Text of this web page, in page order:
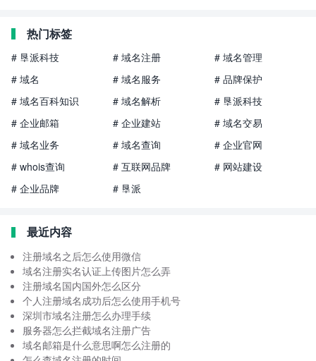
热门标签
# 垦派科技 # 域名注册
# 域名管理
# 域名
# 域名服务
# 品牌保护
# 域名百科知识
# 域名解析
# 垦派科技
# 企业邮箱
# 企业建站
# 域名交易
# 域名业务
# 域名查询
# 企业官网
# whois查询
# 互联网品牌
# 网站建设
# 企业品牌
# 垦派
最近内容
注册域名之后怎么使用微信
域名注册实名认证上传图片怎么弄
注册域名国内国外怎么区分
个人注册域名成功后怎么使用手机号
深圳市域名注册怎么办理手续
服务器怎么拦截域名注册广告
域名邮箱是什么意思啊怎么注册的